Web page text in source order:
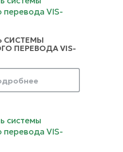
СИСТЕМЫ
ПЕРЕВОДА VIS-